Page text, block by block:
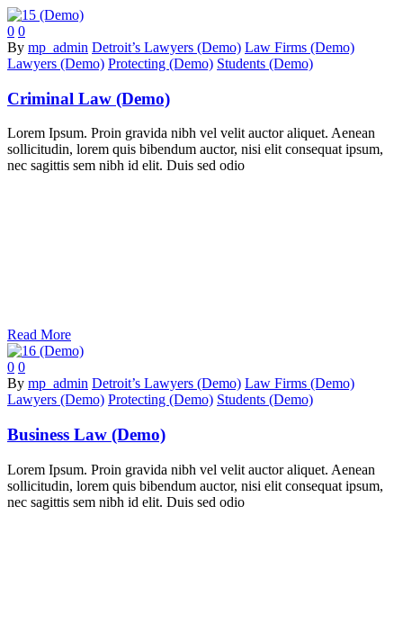
0 0
By mp_admin Detroit’s Lawyers (Demo) Law Firms (Demo)
Lawyers (Demo) Protecting (Demo) Students (Demo)
Criminal Law (Demo)
Lorem Ipsum. Proin gravida nibh vel velit auctor aliquet. Aenean
sollicitudin, lorem quis bibendum auctor, nisi elit consequat ipsum,
nec sagittis sem nibh id elit. Duis sed odio
Read More
0 0
By mp_admin Detroit’s Lawyers (Demo) Law Firms (Demo)
Lawyers (Demo) Protecting (Demo) Students (Demo)
Business Law (Demo)
Lorem Ipsum. Proin gravida nibh vel velit auctor aliquet. Aenean
sollicitudin, lorem quis bibendum auctor, nisi elit consequat ipsum,
nec sagittis sem nibh id elit. Duis sed odio